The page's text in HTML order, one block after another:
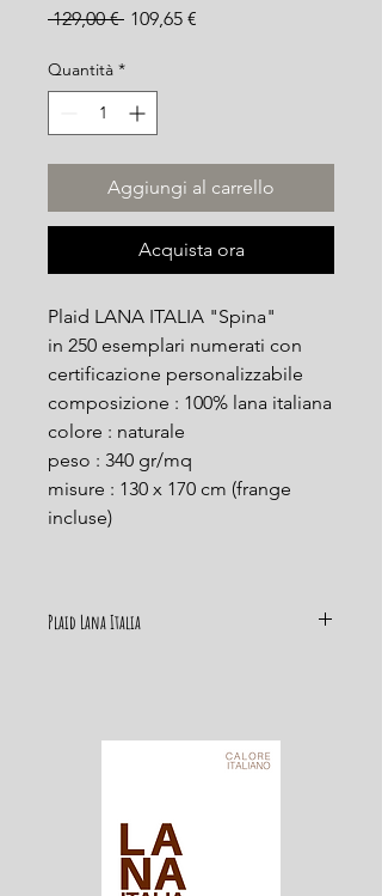
129,00 € Prezzo
109,65 €
Quantità *
Aggiungi al carrello
Acquista ora
Plaid LANA ITALIA "Spina"
in 250 esemplari numerati con
certificazione personalizzabile
composizione : 100% lana italiana
colore : naturale
peso : 340 gr/mq
misure : 130 x 170 cm (frange
incluse)
Plaid Lana Italia
selezioniamo, grazie alla nostra
trentennale esperienza, direttamente
unica materia prima solo in aziende
che abbiano certificazioni ambientali e